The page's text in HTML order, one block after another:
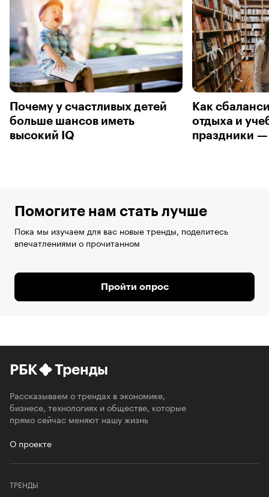
Почему у счастливых детей
больше шансов иметь
высокий IQ
Как
отдыха и
праздники —
Помогите нам стать лучше
Пока мы изучаем для вас новые тренды, поделитесь
впечатлениями о прочитанном
Пройти опрос
РБК Тренды
Рассказываем о трендах в экономике,
бизнесе, технологиях и обществе, которые
прямо сейчас меняют нашу жизнь
О проекте
ТРЕНДЫ